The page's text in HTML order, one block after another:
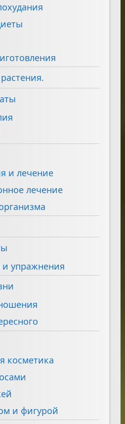
и лечение
лечение
и упражнения
косметика
и фигурой